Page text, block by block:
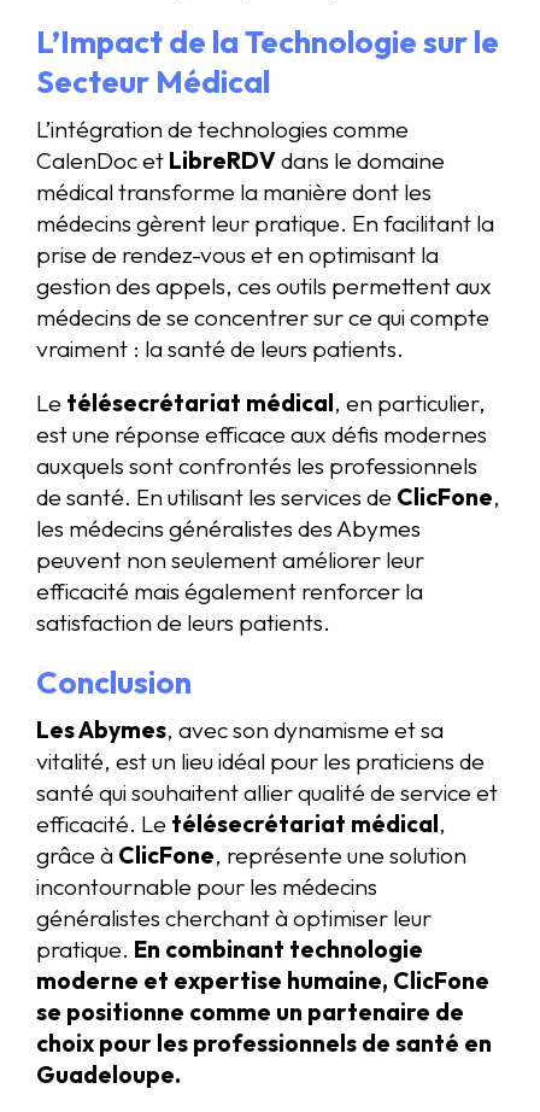
L’Impact de la Technologie sur le
Secteur Médical
L’intégration de technologies comme
CalenDoc et LibreRDVdans le domaine
médical transforme la manière dont les
médecins gèrent leur pratique. En facilitant la
prise de rendez-vous et en optimisant la
gestion des appels, ces outils permettent aux
médecins de se concentrer sur ce qui compte
vraiment : la santé de leurs patients.
Le télésecrétariat médical , en particulier,
est une réponse efficace aux défis modernes
auxquels sont confrontés les professionnels
de santé. En utilisant les services de ClicFone,
les médecins généralistes des Abymes
peuvent non seulement améliorer leur
efficacité mais également renforcer la
satisfaction de leurs patients.
Conclusion
Les Abymes, avec son dynamisme et sa
vitalité, est un lieu idéal pour les praticiens de
santé qui souhaitent allier qualité de service et
efficacité. Le télésecrétariat médical,
grâce à ClicFone, représente une solution
incontournable pour les médecins
généralistes cherchant à optimiser leur
pratique. En combinant technologie
moderne et expertise humaine, ClicFone
se positionne comme un partenaire de
choix pour les professionnels de santé en
Guadeloupe.